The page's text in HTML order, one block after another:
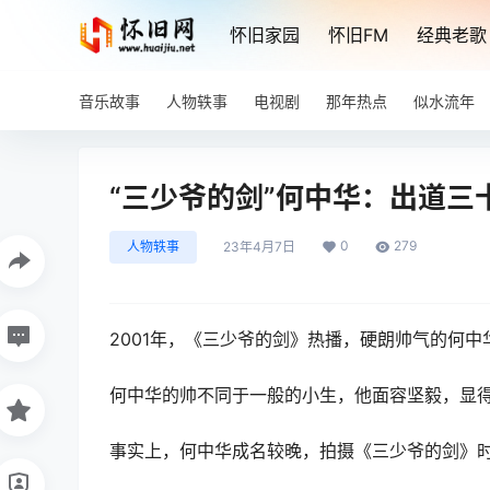
怀旧家园 怀旧FM 经典老歌
音乐故事 人物轶事 电视剧 那年热点 似水流年
“三少爷的剑”何中华：出道
人物轶事 23年4月7日 0 279
2001年，《三少爷的剑》热播，硬朗帅气的何
何中华的帅不同于一般的小生，他面容坚毅，显
事实上，何中华成名较晚，拍摄《三少爷的剑》